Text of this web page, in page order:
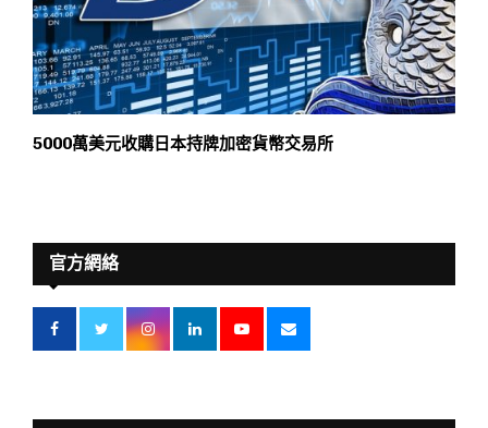
5000萬美元收購日本持牌加密貨幣交易所
官方網絡